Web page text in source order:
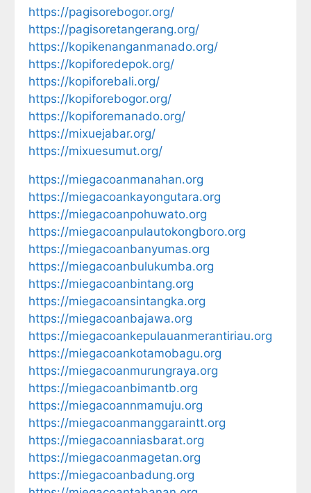
https://pagisorebogor.org/
https://pagisoretangerang.org/
https://kopikenanganmanado.org/
https://kopiforedepok.org/
https://kopiforebali.org/
https://kopiforebogor.org/
https://kopiforemanado.org/
https://mixuejabar.org/
https://mixuesumut.org/
https://miegacoanmanahan.org
https://miegacoankayongutara.org
https://miegacoanpohuwato.org
https://miegacoanpulautokongboro.org
https://miegacoanbanyumas.org
https://miegacoanbulukumba.org
https://miegacoanbintang.org
https://miegacoansintangka.org
https://miegacoanbajawa.org
https://miegacoankepulauanmerantiriau.org
https://miegacoankotamobagu.org
https://miegacoanmurungraya.org
https://miegacoanbimantb.org
https://miegacoannmamuju.org
https://miegacoanmanggaraintt.org
https://miegacoanniasbarat.org
https://miegacoanmagetan.org
https://miegacoanbadung.org